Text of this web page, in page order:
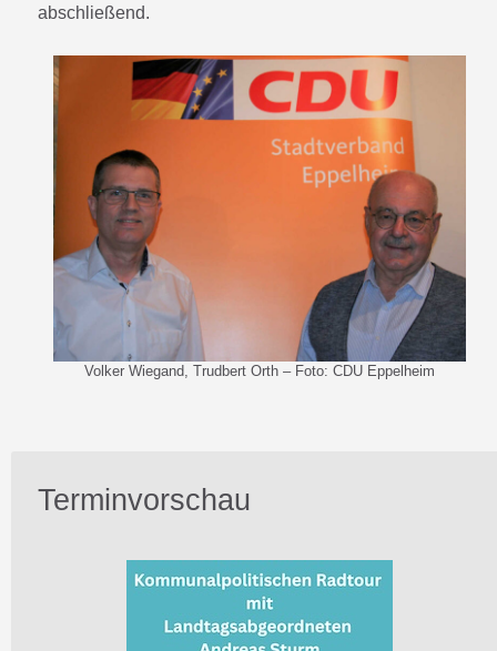
abschließend.
Volker Wiegand, Trudbert Orth – Foto: CDU Eppelheim
Terminvorschau